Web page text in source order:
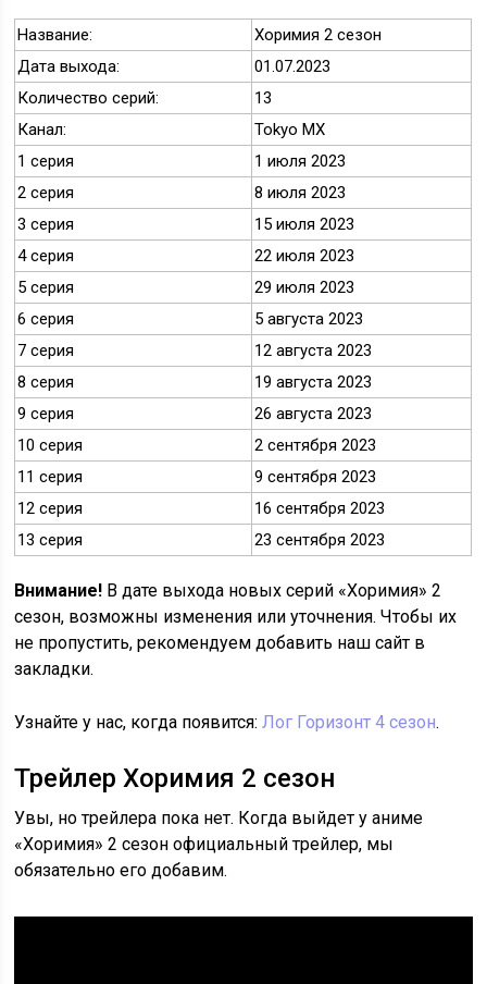
Название:
Хоримия 2 сезон
Дата выхода:
01.07.2023
Количество серий:
13
Канал:
Tokyo MX
1 серия
1 июля 2023
2 серия
8 июля 2023
3 серия
15 июля 2023
4 серия
22 июля 2023
5 серия
29 июля 2023
6 серия
5 августа 2023
7 серия
12 августа 2023
8 серия
19 августа 2023
9 серия
26 августа 2023
10 серия
2 сентября 2023
11 серия
9 сентября 2023
12 серия
16 сентября 2023
13 серия
23 сентября 2023
Внимание! В дате выхода новых серий «Хоримия» 2
сезон, возможны изменения или уточнения. Чтобы их
не пропустить, рекомендуем добавить наш сайт в
закладки.
Узнайте у нас, когда появится:Лог Горизонт 4 сезон.
Трейлер Хоримия 2 сезон
Увы, но трейлера пока нет. Когда выйдет у аниме
«Хоримия» 2 сезон официальный трейлер, мы
обязательно его добавим.